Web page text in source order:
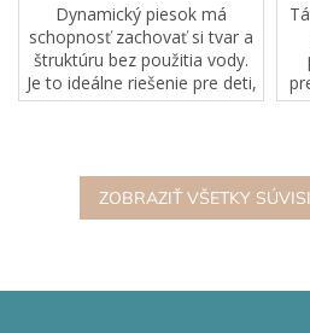
Dynamický piesok má
schopnosť zachovať si tvar a
štruktúru bez použitia vody.
Je to ideálne riešenie pre deti,
ktoré milujú hravú kreativitu,
ZOBRAZIŤ VŠETKY